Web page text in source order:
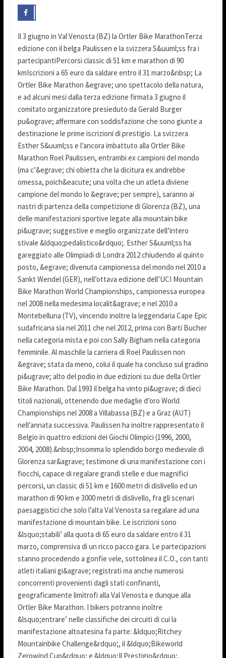
Il 3 giugno in Val Venosta (BZ) la Ortler Bike MarathonTerza
edizione con il belga Paulissen e la svizzera S&uuml;ss fra i
partecipantiPercorsi classic di 51 km e marathon di 90
kmIscrizioni a 65 euro da saldare entro il 31 marzo&nbsp; La
Ortler Bike Marathon &egrave; uno spettacolo della natura,
e ad alcuni mesi dalla terza edizione firmata 3 giugno il
comitato organizzatore presieduto da Gerald Burger
pu&ograve; affermare con soddisfazione che sono giunte a
destinazione le prime iscrizioni di prestigio. La svizzera
Esther S&uuml;ss e l’ancora imbattuto alla Ortler Bike
Marathon Roel Paulissen, entrambi ex campioni del mondo
(ma c’&egrave; chi obietta che la dicitura ex andrebbe
omessa, poich&eacute; una volta che un atleta diviene
campione del mondo lo &egrave; per sempre), saranno ai
nastri di partenza della competizione di Glorenza (BZ), una
delle manifestazioni sportive legate alla mountain bike
pi&ugrave; suggestive e meglio organizzate dell’intero
stivale &ldquo;pedalistico&rdquo;. Esther S&uuml;ss ha
gareggiato alle Olimpiadi di Londra 2012 chiudendo al quinto
posto, &egrave; divenuta campionessa del mondo nel 2010 a
Sankt Wendel (GER), nell’ottava edizione dell’UCI Mountain
Bike Marathon World Championships, campionessa europea
nel 2008 nella medesima localit&agrave; e nel 2010 a
Montebelluna (TV), vincendo inoltre la leggendaria Cape Epic
sudafricana sia nel 2011 che nel 2012, prima con Barti Bucher
nella categoria mista e poi con Sally Bigham nella categoria
femminile. Al maschile la carriera di Roel Paulissen non
&egrave; stata da meno, colui il quale ha concluso sul gradino
pi&ugrave; alto del podio in due edizioni su due della Ortler
Bike Marathon. Dal 1993 il belga ha vinto pi&ugrave; di dieci
titoli nazionali, ottenendo due medaglie d’oro World
Championships nel 2008 a Villabassa (BZ) e a Graz (AUT)
nell’annata successiva. Paulissen ha inoltre rappresentato il
Belgio in quattro edizioni dei Giochi Olimpici (1996, 2000,
2004, 2008).&nbsp;Insomma lo splendido borgo medievale di
Glorenza sar&agrave; testimone di una manifestazione con i
fiocchi, capace di regalare grandi stelle e due magnifici
percorsi, un classic di 51 km e 1600 metri di dislivello ed un
marathon di 90 km e 3000 metri di dislivello, fra gli scenari
paesaggistici che solo l’alta Val Venosta sa regalare ad una
manifestazione di mountain bike. Le iscrizioni sono
&lsquo;stabili’ alla quota di 65 euro da saldare entro il 31
marzo, comprensiva di un ricco pacco gara. Le partecipazioni
stanno procedendo a gonfie vele, sottolinea il C.O., con tanti
atleti italiani gi&agrave; registrati ma anche numerosi
concorrenti provenienti dagli stati confinanti,
geograficamente limitrofi alla Val Venosta e dunque alla
Ortler Bike Marathon. I bikers potranno inoltre
&lsquo;entrare’ nelle classifiche dei circuiti di cui la
manifestazione altoatesina fa parte: &ldquo;Ritchey
Mountainbike Challenge&rdquo;, il &ldquo;Bikeworld
Zerowind Cup&rdquo; e &ldquo;Il Prestigio&rdquo;,